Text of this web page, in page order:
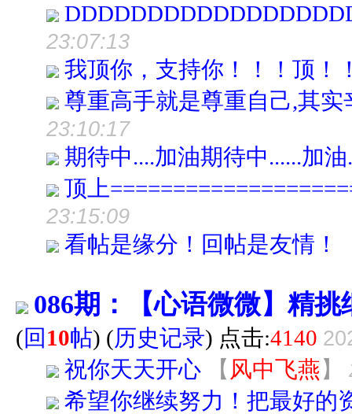
23:07:13
我顶你，支持你！！！顶！
尊重高手就是尊重自己,其实
23:10:17
期待中....加油期待中......加油
顶上
23:15:09
看帖是缘分！回帖是友情！
086期：【心语微微】精
(回 10帖) (历史记录) 点击:4140
祝你天天开心 【 风中飞燕】
希望你继续努力！把最好的